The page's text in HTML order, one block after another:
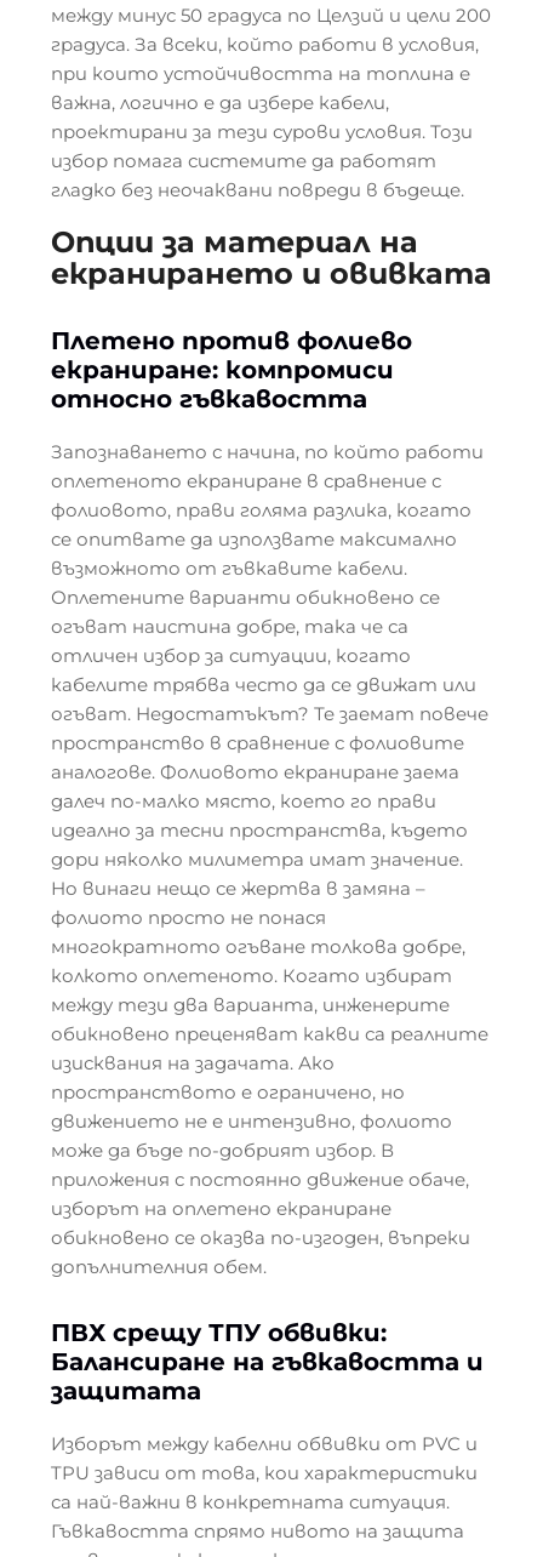
между минус 50 градуса по Целзий и цели 200
градуса. За всеки, който работи в условия,
при които устойчивостта на топлина е
важна, логично е да избере кабели,
проектирани за тези сурови условия. Този
избор помага системите да работят
гладко без неочаквани повреди в бъдеще.
Опции за материал на
екранирането и овивката
Плетено против фолиево
екраниране: компромиси
относно гъвкавостта
Запознаването с начина, по който работи
оплетеното екраниране в сравнение с
фолиовото, прави голяма разлика, когато
се опитвате да използвате максимално
възможното от гъвкавите кабели.
Оплетените варианти обикновено се
огъват наистина добре, така че са
отличен избор за ситуации, когато
кабелите трябва често да се движат или
огъват. Недостатъкът? Те заемат повече
пространство в сравнение с фолиовите
аналогове. Фолиовото екраниране заема
далеч по-малко място, което го прави
идеално за тесни пространства, където
дори няколко милиметра имат значение.
Но винаги нещо се жертва в замяна –
фолиото просто не понася
многократното огъване толкова добре,
колкото оплетеното. Когато избират
между тези два варианта, инженерите
обикновено преценяват какви са реалните
изисквания на задачата. Ако
пространството е ограничено, но
движението не е интензивно, фолиото
може да бъде по-добрият избор. В
приложения с постоянно движение обаче,
изборът на оплетено екраниране
обикновено се оказва по-изгоден, въпреки
допълнителния обем.
ПВХ срещу ТПУ обвивки:
Балансиране на гъвкавостта и
защитата
Изборът между кабелни обвивки от PVC и
TPU зависи от това, кои характеристики
са най-важни в конкретната ситуация.
Гъвкавостта спрямо нивото на защита